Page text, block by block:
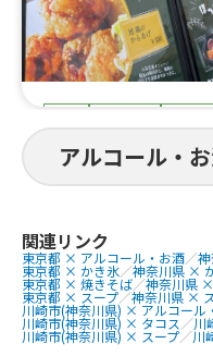
まると
提供商品
ール、ゆめかわひんやり
角煮丼、かき氷、ほっ
す大根、ホットレモネ
monade、つくねフリ
レー、つくねライス
アルコール・
関連リンク
東京都 × アルコール・お酒／
東京都 × かき氷／神奈川県 ×
東京都 × 焼きそば／神奈川県
東京都 × スープ／神奈川県 ×
川崎市(神奈川県) × アルコール
川崎市(神奈川県) × タコス ／川
川崎市(神奈川県) × スープ／川